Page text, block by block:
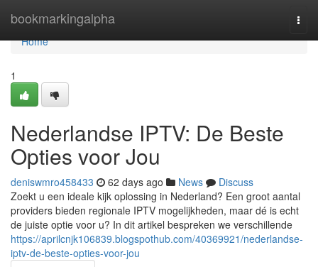
bookmarkingalpha
Home
Home
1
Nederlandse IPTV: De Beste
Opties voor Jou
deniswmro458433 62 days ago News
Discuss
Zoekt u een ideale kijk oplossing in Nederland? Een groot aantal
providers bieden regionale IPTV mogelijkheden, maar dé is echt
de juiste optie voor u? In dit artikel bespreken we verschillende
https://aprilcnjk106839.blogspothub.com/40369921/nederlandse-
iptv-de-beste-opties-voor-jou